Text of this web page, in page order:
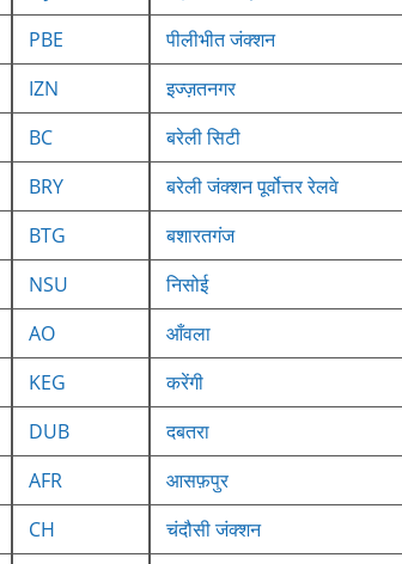
PBE पीलीभीत जंक्शन
IZN इज्ज़तनगर
BC बरेली सिटी
BRY बरेली जंक्शन पूर्वोत्तर रेलवे
BTG बशारतगंज
NSU निसोई
AO आँवला
KEG करेंगी
DUB दबतरा
AFR आसफ़पुर
CH चंदौसी जंक्शन